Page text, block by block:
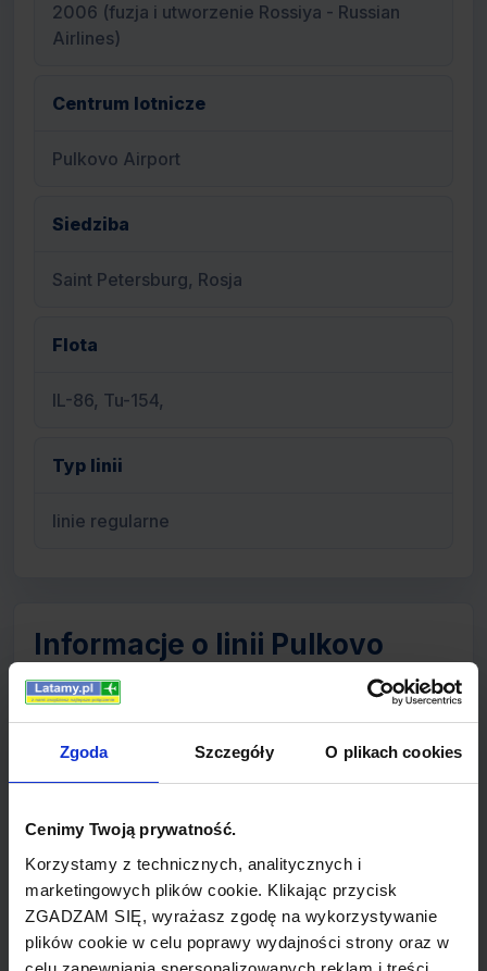
Zgoda Szczegóły O plikach cookies
Cenimy Twoją prywatność.
Korzystamy z technicznych, analitycznych i
marketingowych plików cookie. Klikając przycisk
ZGADZAM SIĘ, wyrażasz zgodę na wykorzystywanie
plików cookie w celu poprawy wydajności strony oraz w
2006 (fuzja i utworzenie Rossiya - Russian
Airlines)
Centrum lotnicze
Pulkovo Airport
Siedziba
Saint Petersburg, Rosja
Flota
IL-86, Tu-154,
Typ linii
linie regularne
Informacje o linii Pulkovo
Aviation
Pulkovo Aviation Enterprise była linią lotniczą z
Była to trzecia największa linia Rosji w pełni
należąca do państwa. Pod koniec października
2006 roku dobiegła końca fuzja z również
państwową firmą transportową - Russia State
Transport Company, i utworzono z nich jedną nową